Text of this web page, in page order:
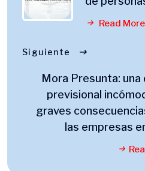
Read More
Siguiente
Mora Presunta: una
previsional
graves
las empresas